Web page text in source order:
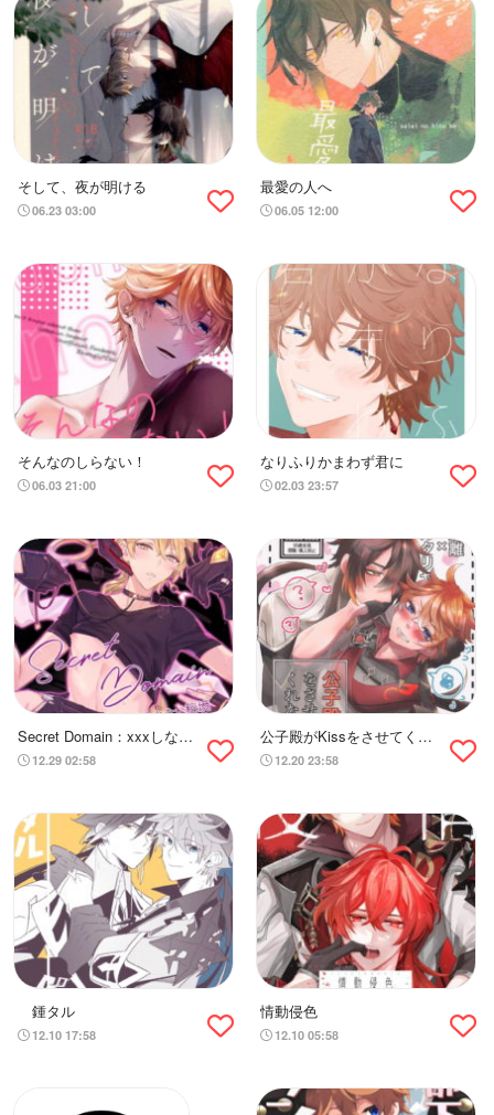
そして、夜が明ける
06.23 03:00
最愛の人へ
06.05 12:00
そんなのしらない！
06.03 21:00
なりふりかまわず君に
02.03 23:57
Secret Domain：xxxしない
と出られない秘境
12.29 02:58
公子殿がKissをさせてくれ
ないのだが？
12.20 23:58
鍾タル
12.10 17:58
情動侵色
12.10 05:58